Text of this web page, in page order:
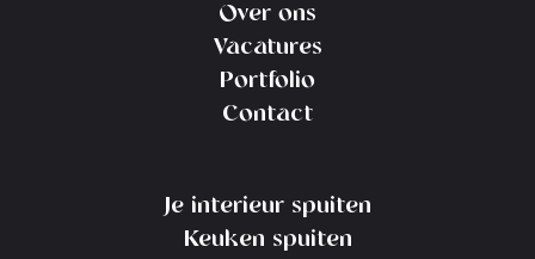
Over ons
Vacatures
Portfolio
Contact
Je interieur spuiten
Keuken spuiten